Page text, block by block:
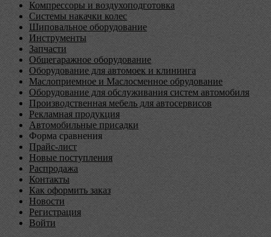
Компрессоры и воздухоподготовка
Системы накачки колес
Шиповальное оборудование
Инструменты
Запчасти
Общегаражное оборудование
Оборудование для автомоек и клининга
Маслоприемное и Маслосменное обрудование
Оборудование для обслуживания систем автомобиля
Производственная мебель для автосервисов
Рекламная продукция
Автомобильные присадки
Форма сравнения
Прайс-лист
Новые поступления
Распродажа
Контакты
Как оформить заказ
Новости
Регистрация
Войти